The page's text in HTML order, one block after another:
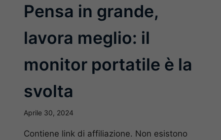
Pensa in grande,
lavora meglio: il
monitor portatile è la
svolta
Aprile 30, 2024
Contiene link di affiliazione. Non esistono